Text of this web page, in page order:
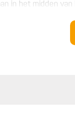
in het midden
aan, zorg ervoor
een gekarteld